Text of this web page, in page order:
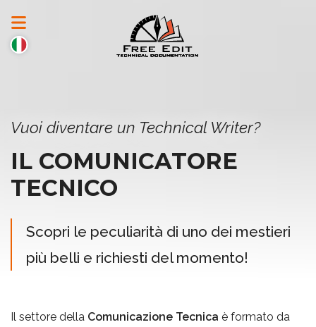
Vuoi diventare un Technical Writer?
IL COMUNICATORE
TECNICO
Scopri le peculiarità di uno dei mestieri
più belli e richiesti del momento!
Il settore della Comunicazione Tecnica è formato da